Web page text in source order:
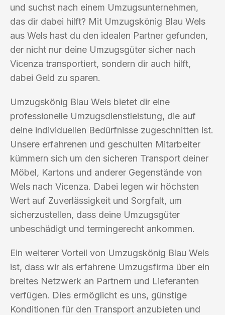
und suchst nach einem Umzugsunternehmen,
das dir dabei hilft? Mit Umzugskönig Blau Wels
aus Wels hast du den idealen Partner gefunden,
der nicht nur deine Umzugsgüter sicher nach
Vicenza transportiert, sondern dir auch hilft,
dabei Geld zu sparen.
Umzugskönig Blau Wels bietet dir eine
professionelle Umzugsdienstleistung, die auf
deine individuellen Bedürfnisse zugeschnitten ist.
Unsere erfahrenen und geschulten Mitarbeiter
kümmern sich um den sicheren Transport deiner
Möbel, Kartons und anderer Gegenstände von
Wels nach Vicenza. Dabei legen wir höchsten
Wert auf Zuverlässigkeit und Sorgfalt, um
sicherzustellen, dass deine Umzugsgüter
unbeschädigt und termingerecht ankommen.
Ein weiterer Vorteil von Umzugskönig Blau Wels
ist, dass wir als erfahrene Umzugsfirma über ein
breites Netzwerk an Partnern und Lieferanten
verfügen. Dies ermöglicht es uns, günstige
Konditionen für den Transport anzubieten und